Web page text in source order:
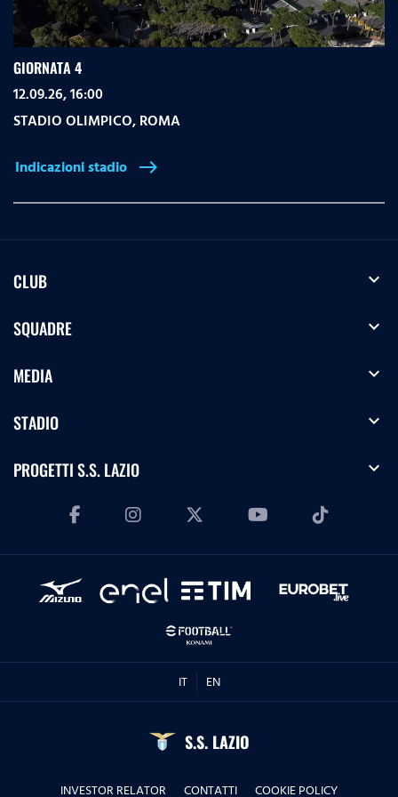
GIORNATA 4
12.09.26, 16:00
STADIO OLIMPICO,ROMA
Indicazioni stadio east
CLUB expand_more
SQUADRE expand_more
MEDIA expand_more
STADIO expand_more
PROGETTI S.S. LAZIO expand_more
IT EN
S.S. LAZIO
INVESTOR RELATOR CONTATTI COOKIE POLICY